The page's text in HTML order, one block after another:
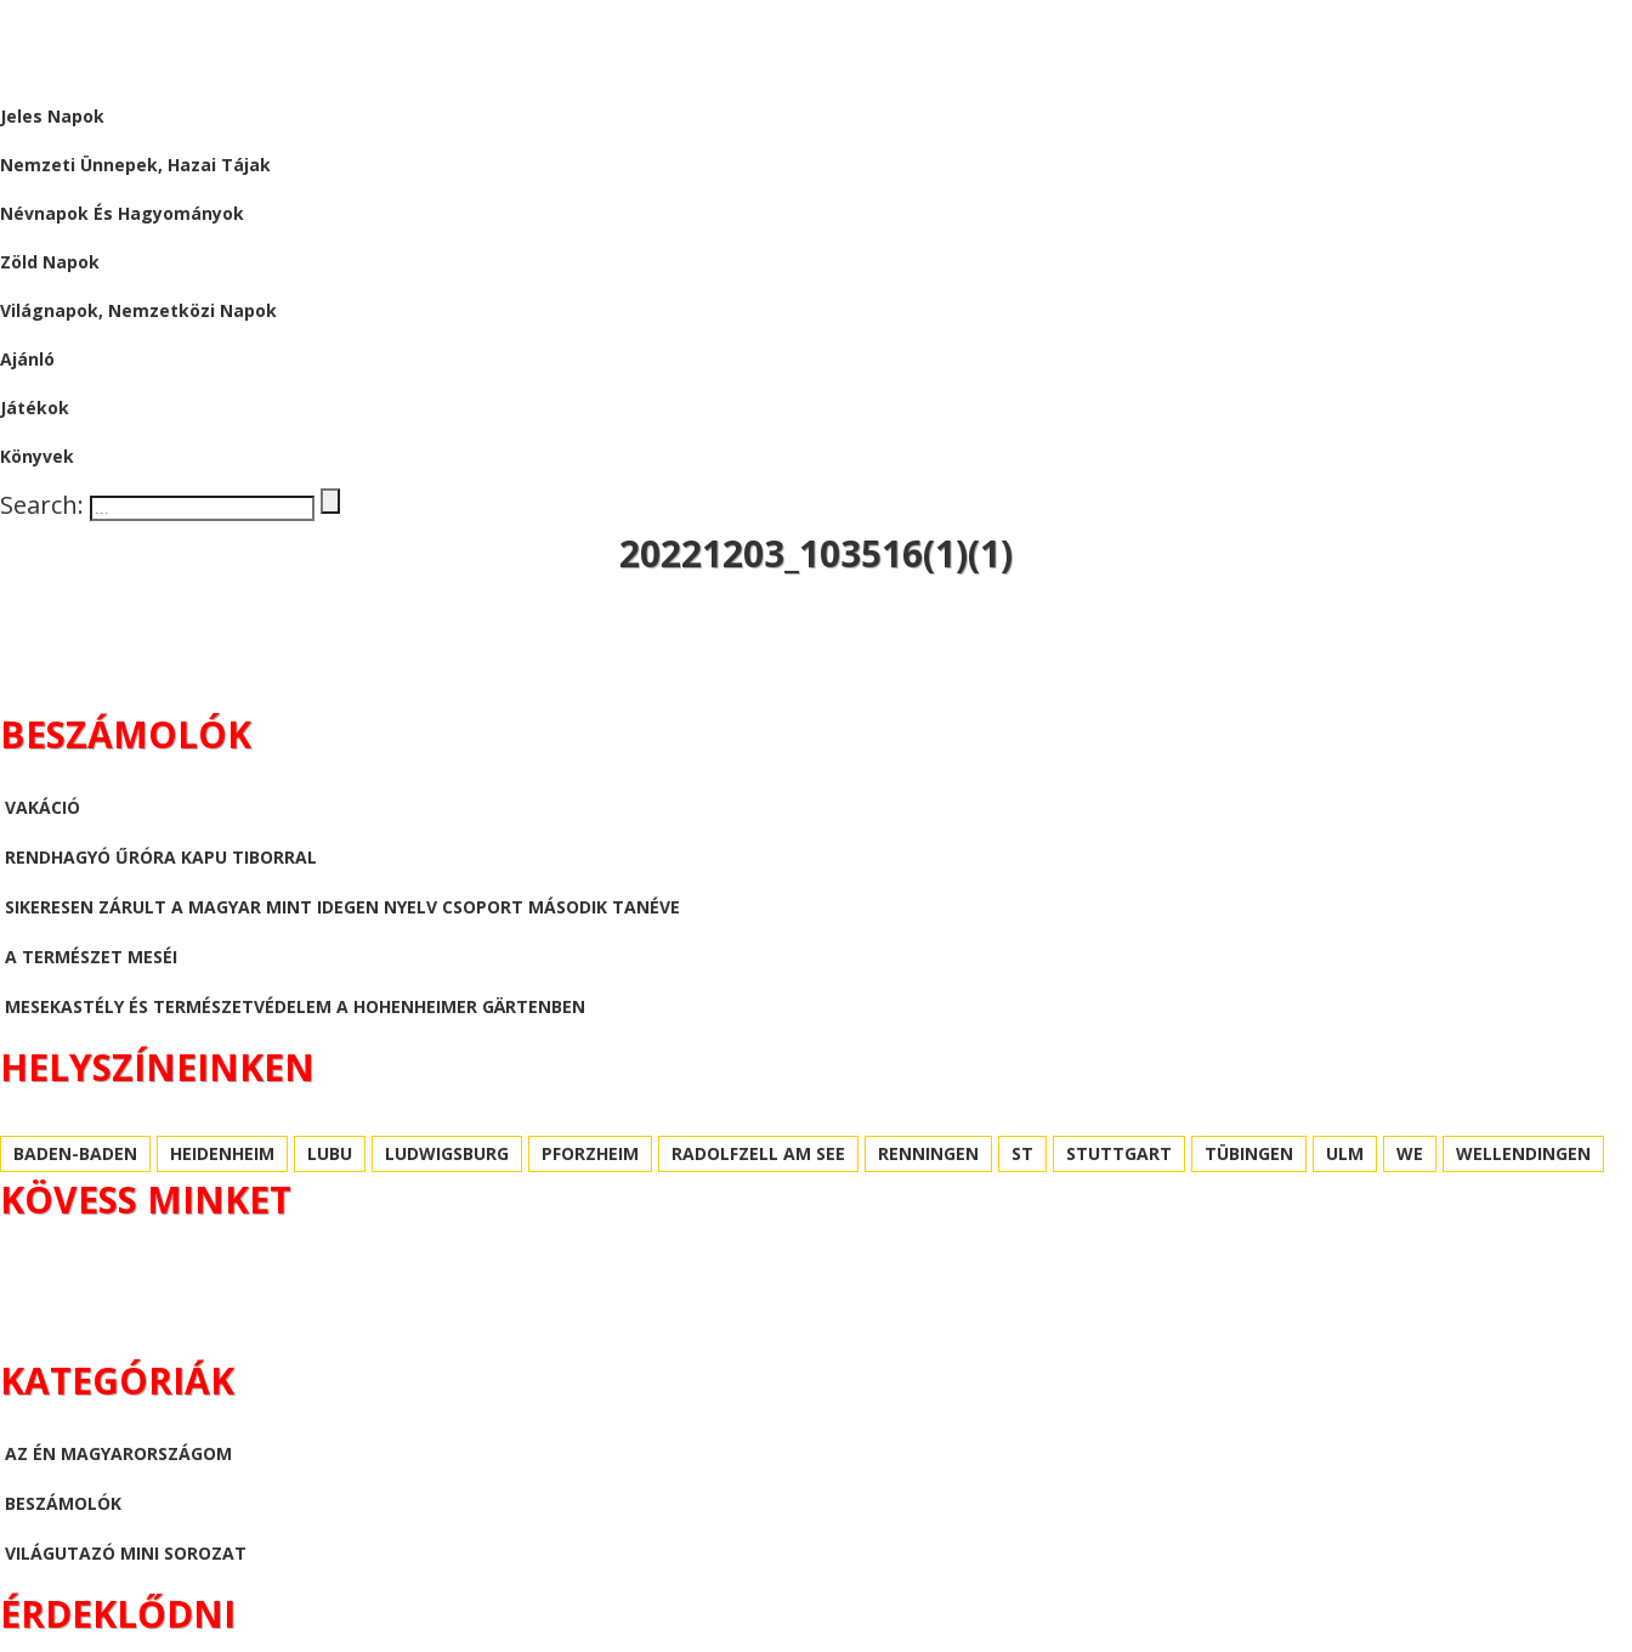
Jeles Napok
Nemzeti Ünnepek, Hazai Tájak
Névnapok És Hagyományok
Zöld Napok
Világnapok, Nemzetközi Napok
Ajánló
Játékok
Könyvek
Search:
20221203_103516(1)(1)
BESZÁMOLÓK
VAKÁCIÓ
RENDHAGYÓ ŰRÓRA KAPU TIBORRAL
SIKERESEN ZÁRULT A MAGYAR MINT IDEGEN NYELV CSOPORT MÁSODIK TANÉVE
A TERMÉSZET MESÉI
MESEKASTÉLY ÉS TERMÉSZETVÉDELEM A HOHENHEIMER GÄRTENBEN
HELYSZÍNEINKEN
BADEN-BADEN HEIDENHEIM LUBU LUDWIGSBURG PFORZHEIM RADOLFZELL AM SEE RENNINGEN ST STUTTGART TÜBINGEN ULM WE WELLENDINGEN
KÖVESS MINKET
KATEGÓRIÁK
AZ ÉN MAGYARORSZÁGOM
BESZÁMOLÓK
VILÁGUTAZÓ MINI SOROZAT
ÉRDEKLŐDNI